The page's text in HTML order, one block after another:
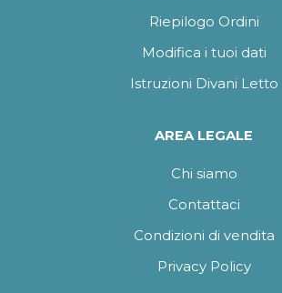
Riepilogo Ordini
Modifica i tuoi dati
Istruzioni Divani Letto
AREA LEGALE
Chi siamo
Contattaci
Condizioni di vendita
Privacy Policy